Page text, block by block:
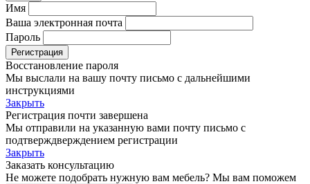
Имя
Ваша электронная почта
Пароль
Регистрация
Восстановление пароля
Мы выслали на вашу почту письмо с дальнейшими
инструкциями
Закрыть
Регистрация почти завершена
Мы отправили на указанную вами почту письмо с
подтверждверждением регистрации
Закрыть
Заказать консультацию
Не можете подобрать нужную вам мебель? Мы вам поможем